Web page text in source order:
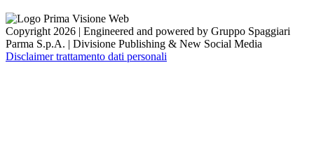
Copyright 2026 | Engineered and powered by Gruppo Spaggiari
Parma S.p.A. | Divisione Publishing & New Social Media
Disclaimer trattamento dati personali